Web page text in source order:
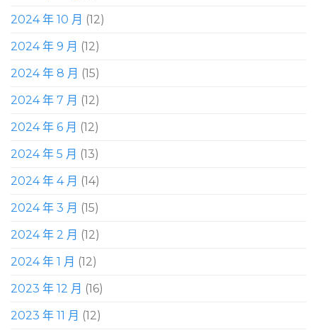
2024 年 10 月 (12)
2024 年 9 月 (12)
2024 年 8 月 (15)
2024 年 7 月 (12)
2024 年 6 月 (12)
2024 年 5 月 (13)
2024 年 4 月 (14)
2024 年 3 月 (15)
2024 年 2 月 (12)
2024 年 1 月 (12)
2023 年 12 月 (16)
2023 年 11 月 (12)